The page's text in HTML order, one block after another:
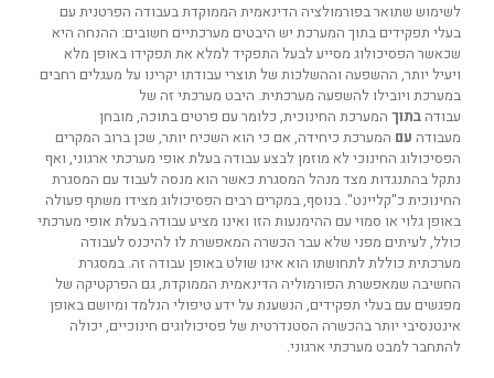
לשימוש שתואר בפורמולציה הדינאמית הממוקדת בעבודה הפרטנית עם
בעלי תפקידים בתוך המערכת יש היבטים מערכתיים חשובים: ההנחה היא
שכאשר הפסיכולוג מסייע לבעל התפקיד למלא את תפקידו באופן מלא
ויעיל יותר, ההשפעה וההשלכות של תוצרי עבודתו יקרינו על מעגלים רחבים
במערכת ויובילו להשפעה מערכתית. היבט מערכתי זה של
עבודהבתוך המערכת החינוכית, כלומר עם פרטים בתוכה, מובחן
מעבודה עם המערכת כיחידה, אם כי הוא השכיח יותר, שכן ברוב המקרים
הפסיכולוג החינוכי לא מוזמן לבצע עבודה בעלת אופי מערכתי ארגוני, ואף
נתקל בהתנגדות מצד מנהל המסגרת כאשר הוא מנסה לעבוד עם המסגרת
החינוכית כ"קליינט". בנוסף, במקרים רבים הפסיכולוג מצידו משתף פעולה
באופן גלוי או סמוי עם ההימנעות הזו ואינו מציע עבודה בעלת אופי מערכתי
כולל, לעיתים מפני שלא עבר הכשרה המאפשרת לו להיכנס לעבודה
מערכתית כוללת לתחושתו הוא אינו שולט באופן עבודה זה. במסגרת
החשיבה שמאפשרת הפורמוליה הדינאמית הממוקדת, גם הפרקטיקה של
מפגשים עם בעלי תפקידים, הנשענת על ידע טיפולי הנלמד ומיושם באופן
אינטנסיבי יותר בהכשרה הסטנדרטית של פסיכולוגים חינוכיים, יכולה
להתחבר למבט מערכתי ארגוני.